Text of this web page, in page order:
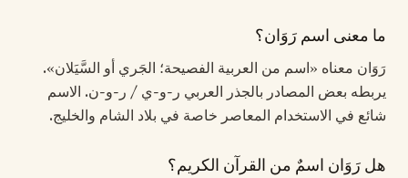
ما معنى اسم رَوَان؟
رَوَان معناه «اسم من العربية الفصيحة؛ الجَري أو السَّيَلان».
يربطه بعض المصادر بالجذر العربي ر-و-ي / ر-و-ن. الاسم
شائع في الاستخدام المعاصر خاصة في بلاد الشام والخليج.
هل رَوَان اسمٌ من القرآن الكريم؟